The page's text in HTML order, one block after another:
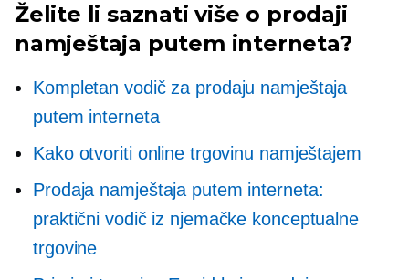
Želite li saznati više o prodaji
namještaja putem interneta?
Kompletan vodič za prodaju namještaja
putem interneta
Kako otvoriti online trgovinu namještajem
Prodaja namještaja putem interneta:
praktični vodič iz njemačke konceptualne
trgovine